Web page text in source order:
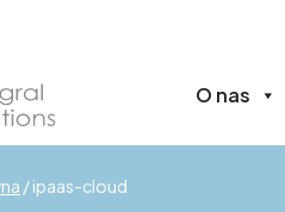
O nas
/ipaas-cloud